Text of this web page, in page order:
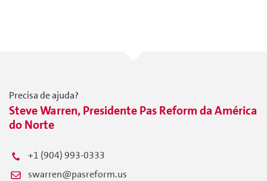
Precisa de ajuda?
Steve Warren, Presidente Pas Reform da América
do Norte
+1 (904) 993-0333
swarren@pasreform.us